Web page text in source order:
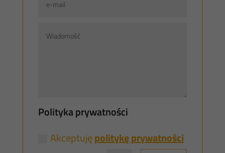
Polityka prywatności
Akceptujępolitykę prywatności